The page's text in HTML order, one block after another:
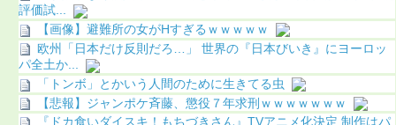
評価試...
【画像】避難所の女がHすぎるｗｗｗｗｗ
欧州「日本だけ反則だろ…」 世界の『日本びいき』にヨーロッ
パ全土か...
「トンボ」とかいう人間のために生きてる虫
【悲報】ジャンポケ斉藤、懲役７年求刑ｗｗｗｗｗｗｗ
『ドカ食いダイスキ！もちづきさん』TVアニメ化決定 制作はパ